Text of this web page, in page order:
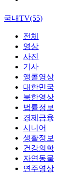
국내TV(55)
전체
영상
사진
기사
앵콜영상
대한민국
북한영상
법률정보
경제금융
시니어
생활정보
건강의학
자연동물
연주영상